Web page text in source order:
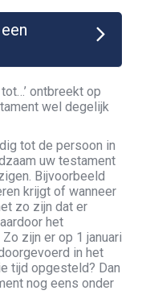
ontbreekt op
wel degelijk
tot de persoon in
uw testament
Bijvoorbeeld
krijgt of wanneer
zo zijn dat er
het
zijn er op 1 januari
in het
tijd opgesteld? Dan
nog eens onder